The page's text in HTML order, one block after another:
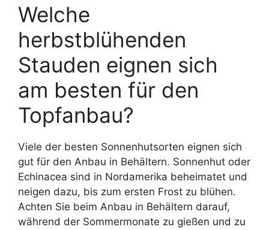
Welche
herbstblühenden
Stauden eignen sich
am besten für den
Topfanbau?
Viele der besten Sonnenhutsorten eignen sich
gut für den Anbau in Behältern. Sonnenhut oder
Echinacea sind in Nordamerika beheimatet und
neigen dazu, bis zum ersten Frost zu blühen.
Achten Sie beim Anbau in Behältern darauf,
während der Sommermonate zu gießen und zu